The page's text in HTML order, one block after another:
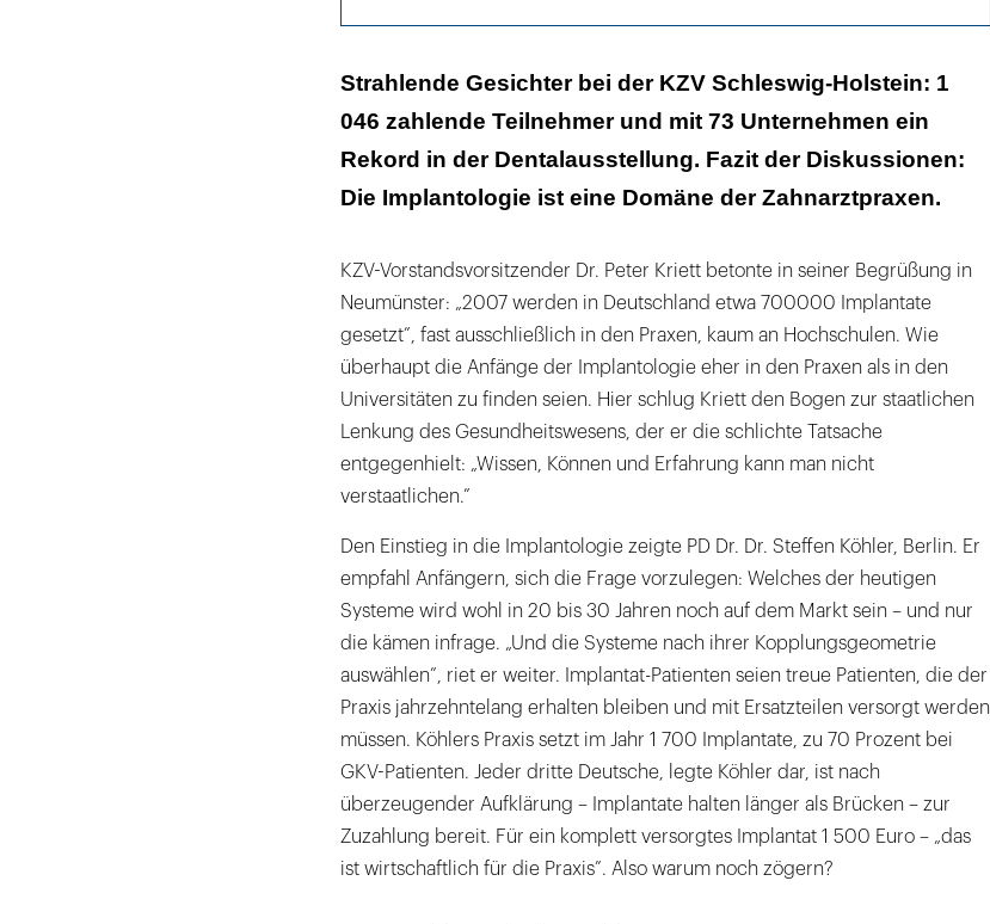
Aus Misserfolgen lernen
Strahlende Gesichter bei der KZV Schleswig-Holstein: 1
046 zahlende Teilnehmer und mit 73 Unternehmen ein
Rekord in der Dentalausstellung. Fazit der Diskussionen:
Die Implantologie ist eine Domäne der Zahnarztpraxen.
KZV-Vorstandsvorsitzender Dr. Peter Kriett betonte in seiner Begrüßung in
Neumünster: „2007 werden in Deutschland etwa 700000 Implantate
gesetzt”, fast ausschließlich in den Praxen, kaum an Hochschulen. Wie
überhaupt die Anfänge der Implantologie eher in den Praxen als in den
Universitäten zu finden seien. Hier schlug Kriett den Bogen zur staatlichen
Lenkung des Gesundheitswesens, der er die schlichte Tatsache
entgegenhielt: „Wissen, Können und Erfahrung kann man nicht
verstaatlichen.”
Den Einstieg in die Implantologie zeigte PD Dr. Dr. Steffen Köhler, Berlin. Er
empfahl Anfängern, sich die Frage vorzulegen: Welches der heutigen
Systeme wird wohl in 20 bis 30 Jahren noch auf dem Markt sein – und nur
die kämen infrage. „Und die Systeme nach ihrer Kopplungsgeometrie
auswählen”, riet er weiter. Implantat-Patienten seien treue Patienten, die der
Praxis jahrzehntelang erhalten bleiben und mit Ersatzteilen versorgt werden
müssen. Köhlers Praxis setzt im Jahr 1 700 Implantate, zu 70 Prozent bei
GKV-Patienten. Jeder dritte Deutsche, legte Köhler dar, ist nach
überzeugender Aufklärung – Implantate halten länger als Brücken – zur
Zuzahlung bereit. Für ein komplett versorgtes Implantat 1 500 Euro – „das
ist wirtschaftlich für die Praxis”. Also warum noch zögern?